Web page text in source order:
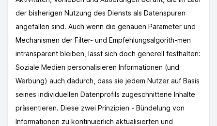
der bisherigen Nutzung des Diensts als Datenspuren
angefallen sind. Auch wenn die genauen Parameter und
Mechanismen der Filter- und Empfehlungsalgorith-men
intransparent bleiben, lässt sich doch generell festhalten:
Soziale Medien personalisieren Informationen (und
Werbung) auch dadurch, dass sie jedem Nutzer auf Basis
seines individuellen Datenprofils zugeschnittene Inhalte
präsentieren. Diese zwei Prinzipien - Bündelung von
Informationen zu kontinuierlich aktualisierten und